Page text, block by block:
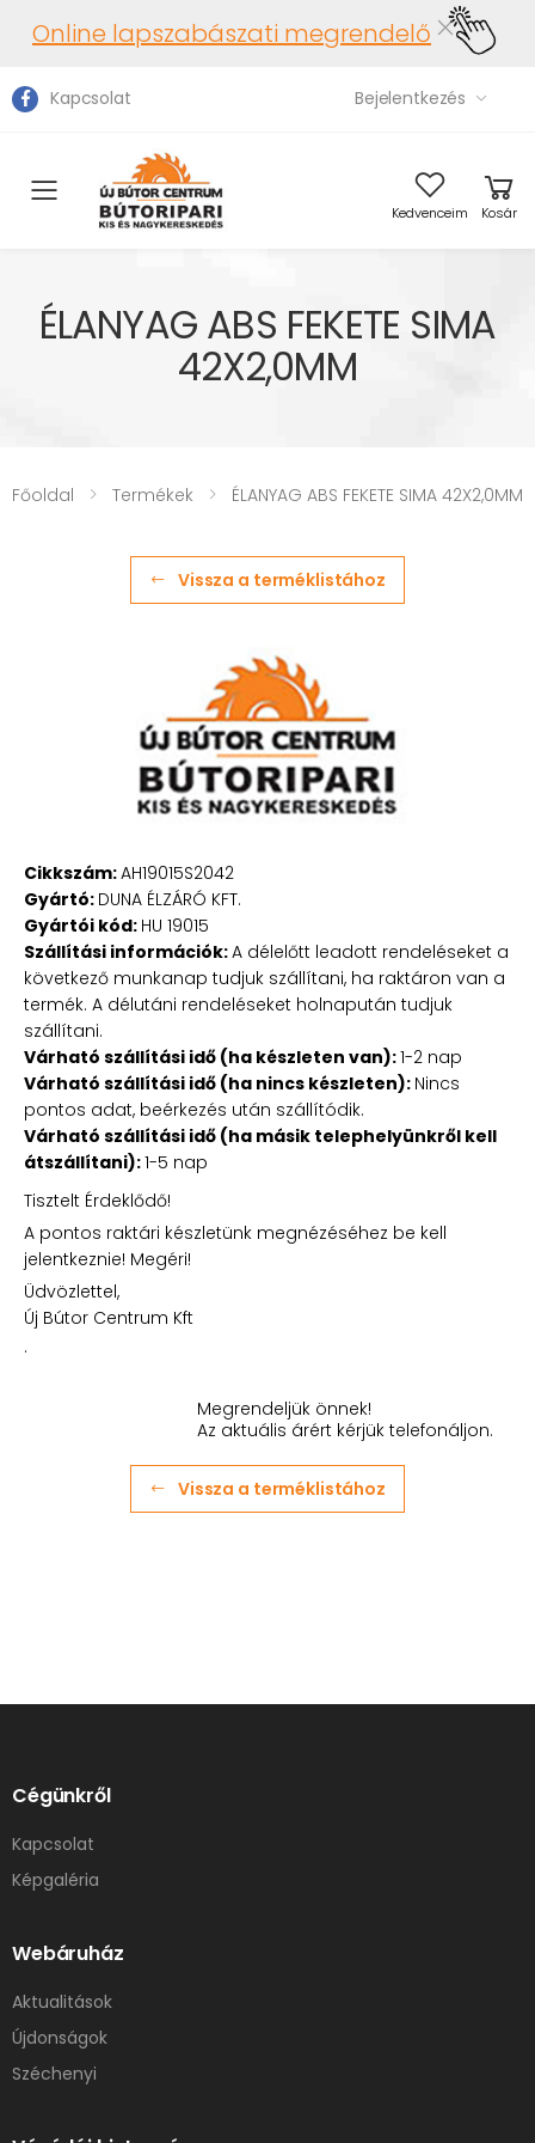
Online lapszabászati megrendelő
Kapcsolat Bejelentkezés
Toggle mobile menu Kedvenceim Kosár
ÉLANYAG ABS FEKETE SIMA
42X2,0MM
Főoldal Termékek ÉLANYAG ABS FEKETE SIMA 42X2,0MM
Vissza a terméklistához
Cikkszám:AH19015S2042
Gyártó: DUNA ÉLZÁRÓ KFT.
Gyártói kód: HU 19015
Szállítási információk:A délelőtt leadott rendeléseket a
következő munkanap tudjuk szállítani, ha raktáron van a
termék. A délutáni rendeléseket holnapután tudjuk
szállítani.
Várható szállítási idő (ha készleten van):1-2 nap
Várható szállítási idő (ha nincs készleten): Nincs
pontos adat, beérkezés után szállítódik.
Várható szállítási idő (ha másik telephelyünkről kell
átszállítani):1-5 nap
Tisztelt Érdeklődő!
A pontos raktári készletünk megnézéséhez be kell
jelentkeznie! Megéri!
Üdvözlettel,
Új Bútor Centrum Kft
.
Megrendeljük önnek!
Az aktuális árért kérjük telefonáljon.
Vissza a terméklistához
Cégünkről
Kapcsolat
Képgaléria
Webáruház
Aktualitások
Újdonságok
Széchenyi